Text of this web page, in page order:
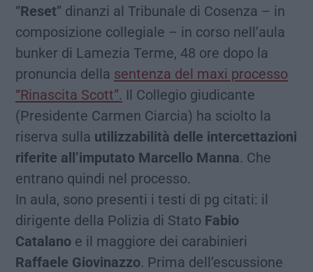
“Reset” dinanzi al Tribunale di Cosenza – in
composizione collegiale – in corso nell’aula
bunker di Lamezia Terme, 48 ore dopo la
pronuncia della sentenza del maxi processo
“Rinascita Scott”. Il Collegio giudicante
(Presidente Carmen Ciarcia) ha sciolto la
riserva sulla utilizzabilità delle intercettazioni
riferite all’imputato Marcello Manna. Che
entrano quindi nel processo.
In aula, sono presenti i testi di pg citati: il
dirigente della Polizia di Stato Fabio
Catalano e il maggiore dei carabinieri
Raffaele Giovinazzo. Prima dell’escussione